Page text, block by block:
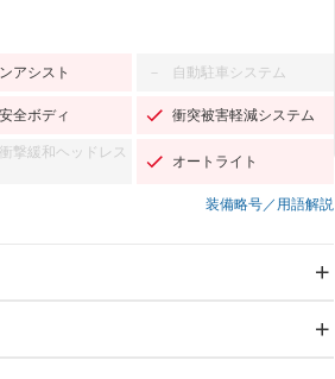
アシスト － 自動駐車システム
全ボディ 衝突被害軽減システム
撃緩和ヘッドレス
オートライト
装備略号／用語解説